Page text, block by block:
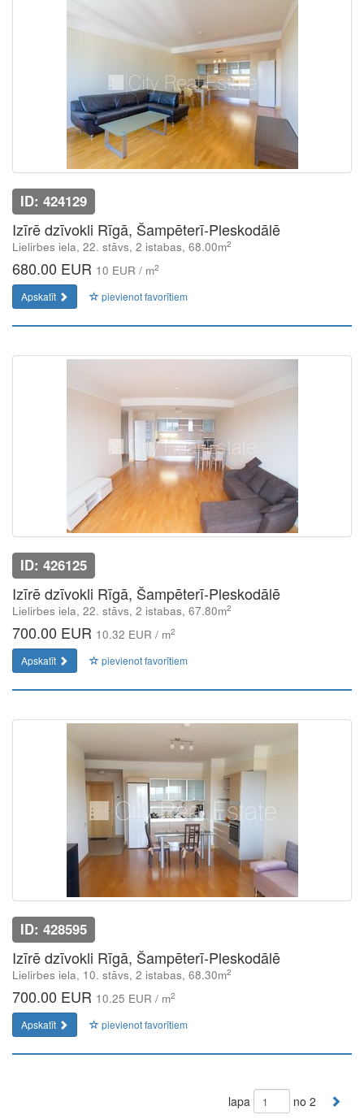
ID: 424129
Izīrē dzīvokli Rīgā, Šampēterī-Pleskodālē
Lielirbes iela, 22. stāvs, 2 istabas, 68.00m2
680.00 EUR 10 EUR / m2
Apskatīt pievienot favorītiem
ID: 426125
Izīrē dzīvokli Rīgā, Šampēterī-Pleskodālē
Lielirbes iela, 22. stāvs, 2 istabas, 67.80m2
700.00 EUR 10.32 EUR / m2
Apskatīt pievienot favorītiem
ID: 428595
Izīrē dzīvokli Rīgā, Šampēterī-Pleskodālē
Lielirbes iela, 10. stāvs, 2 istabas, 68.30m2
700.00 EUR 10.25 EUR / m2
Apskatīt pievienot favorītiem
lapa no 2